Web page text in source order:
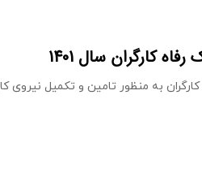
کارگران سال 1401
به منظور تامین و تکمیل نیروی